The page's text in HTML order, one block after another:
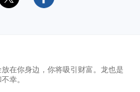
在你身边，你将吸引财富。龙也是
幸。